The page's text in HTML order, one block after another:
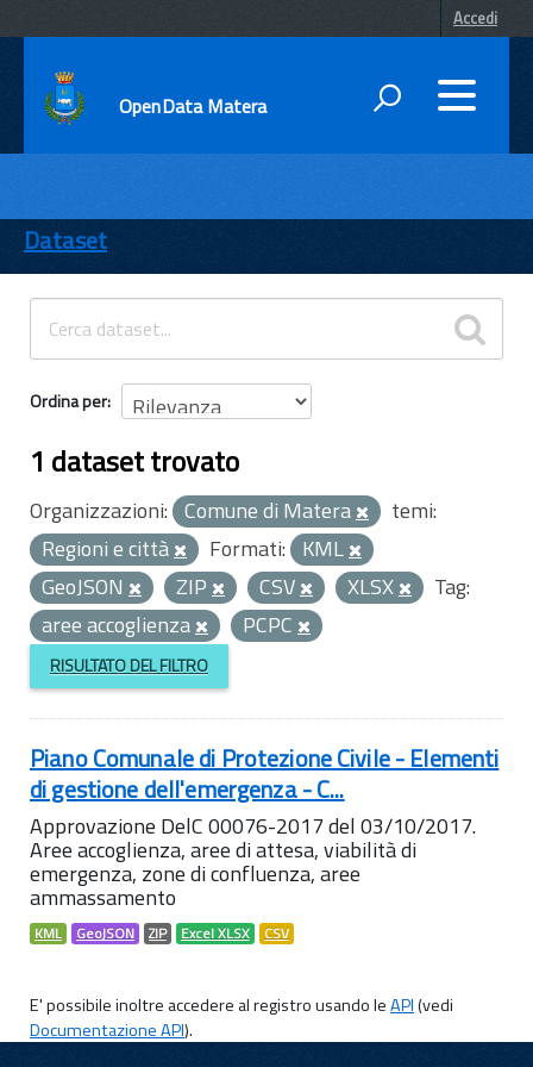
Accedi
OpenData Matera
ENTI
TEMI
INFORMAZIONI
Dataset
Ordina per
1 dataset trovato
Organizzazioni: Comune di Matera
temi:
Regioni e città
Formati: KML
GeoJSON
ZIP CSV XLSX
Tag:
aree accoglienza
PCPC
RISULTATO DEL FILTRO
Piano Comunale di Protezione Civile - Elementi
di gestione dell'emergenza - C...
Approvazione DelC 00076-2017 del 03/10/2017.
Aree accoglienza, aree di attesa, viabilità di
emergenza, zone di confluenza, aree
ammassamento
KML GeoJSON ZIP Excel XLSX CSV
E' possibile inoltre accedere al registro usando leAPI(vedi
Documentazione API).